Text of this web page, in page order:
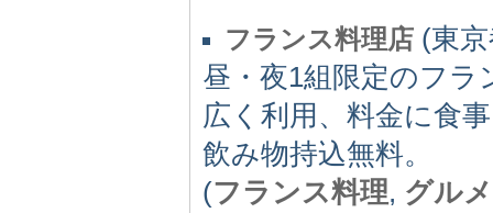
フランス料理店 (東
昼・夜1組限定のフラ
広く利用、料金に食
飲み物持込無料。
(フランス料理, グルメ